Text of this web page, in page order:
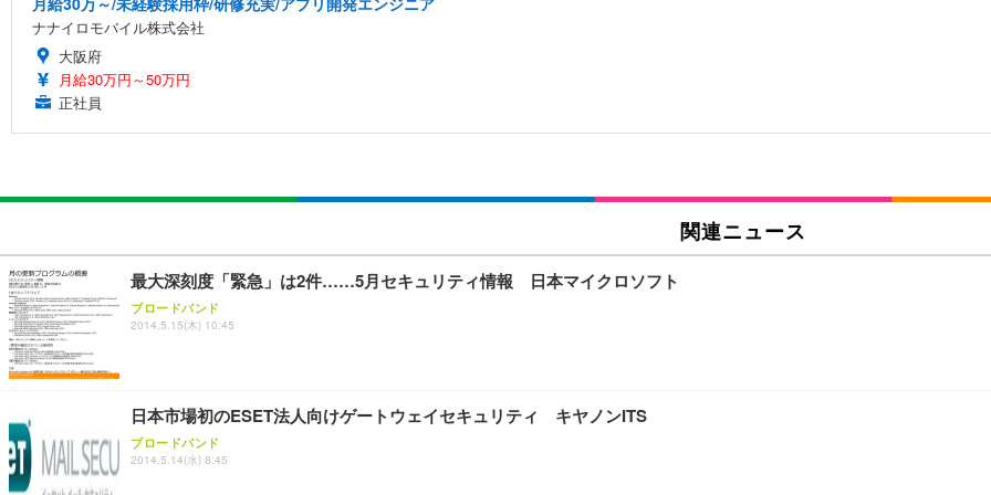
ナナイロモバイル株式会社
大阪府
月給30万円～50万円
正社員
関連ニュース
最大深刻度「緊急」は2件……5月セキュリティ情報 日本マイクロソフト
ブロードバンド
2014.5.15(木) 10:45
日本市場初のESET法人向けゲートウェイセキュリティ キヤノンITS
ブロードバンド
2014.5.14(水) 8:45